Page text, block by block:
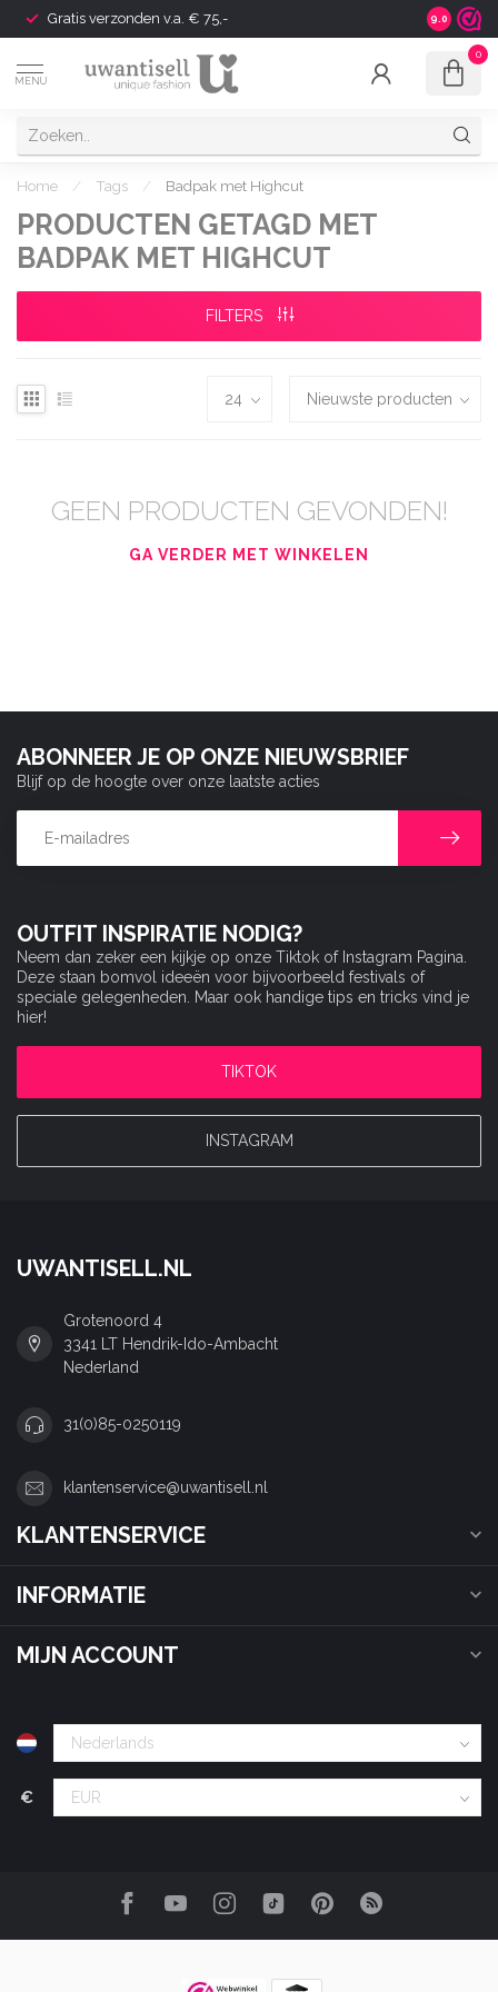
Gratis verzonden v.a. € 75,- Shipping
9.0
MENU
0
Home / Tags / Badpak met Highcut
PRODUCTEN GETAGD MET
BADPAK MET HIGHCUT
FILTERS
GEEN PRODUCTEN GEVONDEN!
GA VERDER MET WINKELEN
OUTFIT INSPIRATIE NODIG?
Neem dan zeker een kijkje op onze Tiktok of Instagram Pagina.
Deze staan bomvol ideeën voor bijvoorbeeld festivals of
speciale gelegenheden. Maar ook handige tips en tricks vind je
hier!
TIKTOK
INSTAGRAM
ABONNEER JE OP ONZE NIEUWSBRIEF
Blijf op de hoogte over onze laatste acties
UWANTISELL.NL
Grotenoord 4
3341 LT Hendrik-Ido-Ambacht
Nederland
31(0)85-0250119
klantenservice@uwantisell.nl
KLANTENSERVICE
INFORMATIE
MIJN ACCOUNT
€